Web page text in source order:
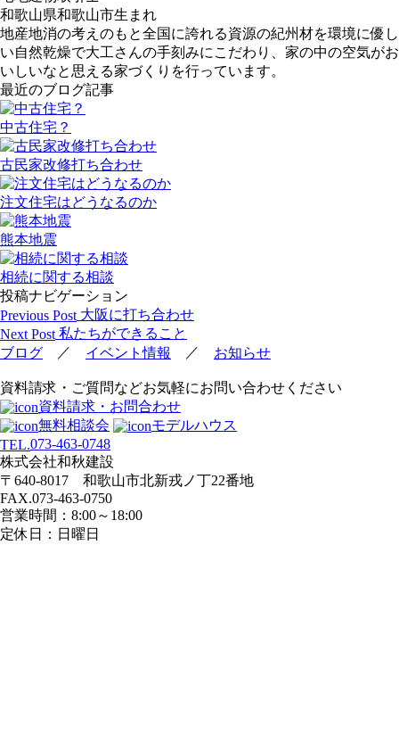
和歌山県和歌山市生まれ
地産地消の考えのもと全国に誇れる資源の紀州材を環境に優し
い自然乾燥で大工さんの手刻みにこだわり、家の中の空気がお
いしいなと思える家づくりを行っています。
最近のブログ記事
中古住宅？
古民家改修打ち合わせ
注文住宅はどうなるのか
熊本地震
相続に関する相談
投稿ナビゲーション
Previous Post 大阪に打ち合わせ
Next Post 私たちができること
ブログ ／ イベント情報 ／ お知らせ
資料請求・ご質問などお気軽にお問い合わせください
資料請求・お問合わせ
無料相談会
モデルハウス
TEL.073-463-0748
株式会社和秋建設
〒640-8017 和歌山市北新戎ノ丁22番地
FAX.073-463-0750
営業時間：8:00～18:00
定休日：日曜日